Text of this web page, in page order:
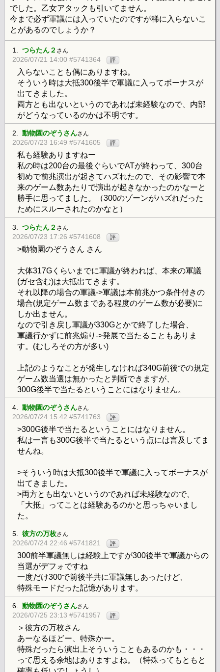
でした。乙女アタックも引いてません。
今まで必ず軍議には入っていたのですが稀に入らないこ
とがあるのでしょうか？
1. つらたん２ さん
2026/07/21 14:00 #5741364 評
入らないことも偶にありますね。
そういう時は大抵300後半で軍議に入ってボーナスが
出てきました。
両方とも出ないというのであれば未経験なので、内部
がどうなっているのかは不明です。
2. 動物園のぞうさんさん
2026/07/23 16:49 #5741605 評
私も経験ありますねー
私の時は200台の最後ぐらいでATが終わって、300台
初めで前兆演出が起きてハズれたので、その影響で本
来のゲーム数あたりで演出が起きなかったのかなーと
勝手に思ってました。（300のゾーンがハズれだった
ためにスルーされたのかなと）
3. つらたん２ さん
2026/07/23 17:26 #5741608 評
>動物園のぞうさん さん
大体317Gくらいまでに軍議が終われば、本来の軍議
(ガセ含む)は大抵出てきます。
それ以降の場合の軍議->軍議は本前兆かつ条件付きの
場合(規定ゲーム数まである程度のゲーム数が必要)に
しか出ません。
なので引き戻し軍議が330Gとかで終了した場合、
軍議行かずに前兆煽り->発展で当たることもありま
す。(むしろその方が多い)
上記のようなことが発生しなければ340G前後での規定
ゲーム数当選は無かったと判断できますが、
300G後半で当たるということにはなりません。
4. 動物園のぞうさんさん
2026/07/24 15:42 #5741763 評
>300G後半で当たるということにはなりません。
私は一言も300G後半で当たるという点には言及してま
せんね。
>そういう時は大抵300後半で軍議に入ってボーナスが
出てきました。
>両方とも出ないというのであれば未経験なので、
「大抵」ってことは経験あるのかと思っちゃいまし
た。
5. 彼方の万枚さん
2026/07/24 22:46 #5741821 評
300前半軍議無しは経験上ですが300後半で軍議からの
当選がデフォですね
一度だけ300で前後半共に軍議無しあったけど、
特殊モードだった記憶があります。
6. 動物園のぞうさんさん
2026/07/25 23:13 #5741957 評
＞彼方の万枚さん
あーなるほどー、特殊かー。
特殊だったら演出上そういうこともあるのかも・・・
って思える余地はありますよね。（特殊ってもともと